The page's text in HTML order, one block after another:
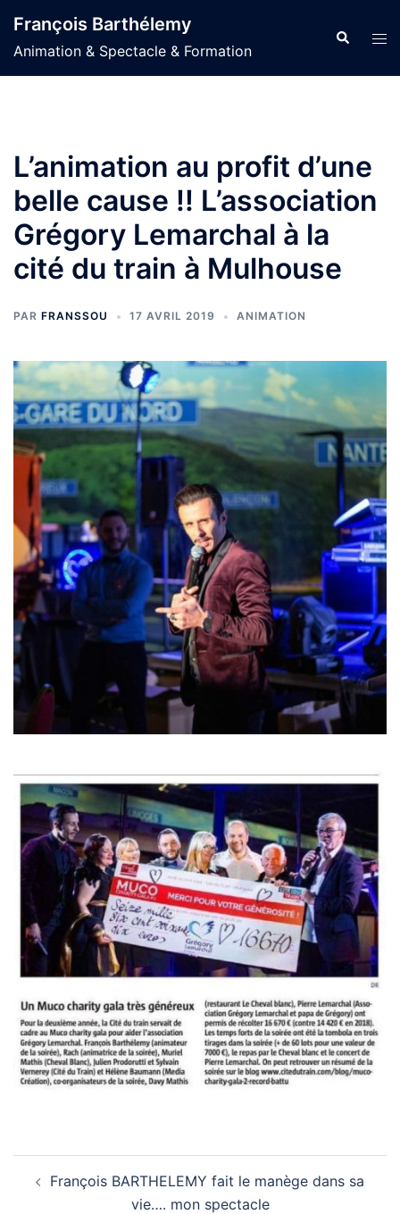
au
contenu
François Barthélemy
Animation & Spectacle & Formation
L’animation au profit d’une
belle cause !! L’association
Grégory Lemarchal à la
cité du train à Mulhouse
PAR FRANSSOU 17 AVRIL 2019 ANIMATION
d’article
François BARTHELEMY fait le manège dans sa
vie…. mon spectacle